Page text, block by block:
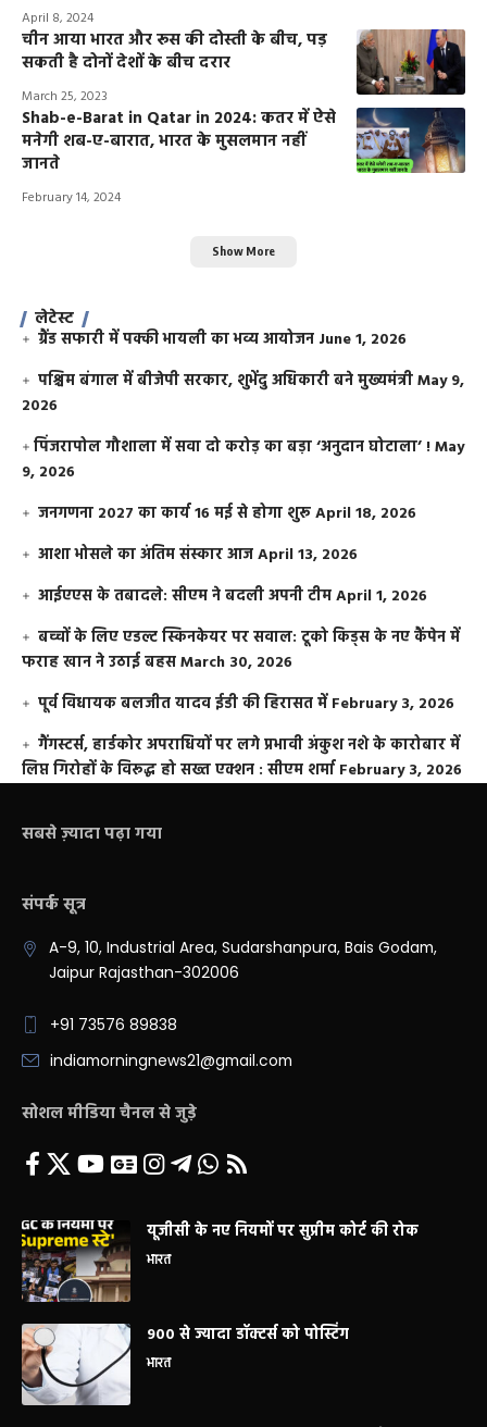
April 8, 2024
चीन आया भारत और रूस की दोस्ती के बीच, पड़
सकती है दोनों देशों के बीच दरार
March 25, 2023
Shab-e-Barat in Qatar in 2024: कतर में ऐसे
मनेगी शब-ए-बारात, भारत के मुसलमान नहीं
जानते
February 14, 2024
Show More
लेटेस्ट
ग्रैंड सफारी में पक्की भायली का भव्य आयोजन June 1, 2026
पश्चिम बंगाल में बीजेपी सरकार, शुभेंदु अधिकारी बने मुख्यमंत्रीMay 9,
2026
​पिंजरापोल गौशाला में सवा दो करोड़ का बड़ा ‘अनुदान घोटाला’ !May
9, 2026
जनगणना 2027 का कार्य 16 मई से होगा शुरूApril 18, 2026
आशा भोसले का अंतिम संस्कार आजApril 13, 2026
आईएएस के तबादले: सीएम ने बदली अपनी टीमApril 1, 2026
बच्चों के लिए एडल्ट स्किनकेयर पर सवाल: टूको किड्स के नए कैंपेन में
फराह खान ने उठाई बहसMarch 30, 2026
पूर्व विधायक बलजीत यादव ईडी की हिरासत में February 3, 2026
गैंगस्टर्स, हार्डकोर अपराधियों पर लगे प्रभावी अंकुश नशे के कारोबार में
लिप्त गिरोहों के विरूद्ध हो सख्त एक्शन : सीएम शर्मा February 3, 2026
सबसे ज़्यादा पढ़ा गया
संपर्क सूत्र
A-9, 10, Industrial Area, Sudarshanpura, Bais Godam,
Jaipur Rajasthan-302006
+91 73576 89838
indiamorningnews21@gmail.com
सोशल मीडिया चैनल से जुड़े
यूजीसी के नए नियमों पर सुप्रीम कोर्ट की रोक
भारत
900 से ज्यादा डॉक्टर्स को पोस्टिंग
भारत